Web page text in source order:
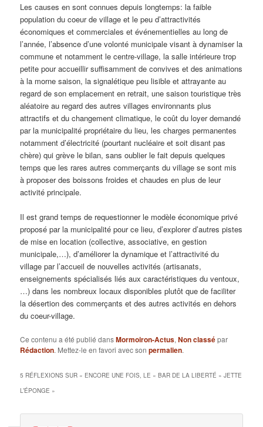
Les causes en sont connues depuis longtemps: la faible
population du coeur de village et le peu d’attractivités
économiques et commerciales et événementielles au long de
l’année, l’absence d’une volonté municipale visant à dynamiser la
commune et notamment le centre-village, la salle intérieure trop
petite pour accueillir suffisamment de convives et des animations
à la morne saison, la signalétique peu lisible et attrayante au
regard de son emplacement en retrait, une saison touristique très
aléatoire au regard des autres villages environnants plus
attractifs et du changement climatique, le coût du loyer demandé
par la municipalité propriétaire du lieu, les charges permanentes
notamment d’électricité (pourtant nucléaire et soit disant pas
chère) qui grève le bilan, sans oublier le fait depuis quelques
temps que les rares autres commerçants du village se sont mis
à proposer des boissons froides et chaudes en plus de leur
activité principale.
Il est grand temps de requestionner le modèle économique privé
proposé par la municipalité pour ce lieu, d’explorer d’autres pistes
de mise en location (collective, associative, en gestion
municipale,…), d’améliorer la dynamique et l’attractivité du
village par l’accueil de nouvelles activités (artisanats,
enseignements spécialisés liés aux caractéristiques du ventoux,
…) dans les nombreux locaux disponibles plutôt que de faciliter
la désertion des commerçants et des autres activités en dehors
du coeur-village.
Ce contenu a été publié dansMormoiron-Actus,Non classépar
Rédaction. Mettez-le en favori avec sonpermalien.
5 RÉFLEXIONS SUR « ENCORE UNE FOIS, LE « BAR DE LA LIBERTÉ » JETTE
L’ÉPONGE »